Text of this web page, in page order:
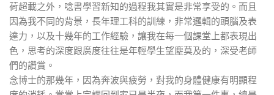
荷超載之外，唸書學習新知的過程我其實是非常享受的。而且
因為我不同的背景，長年理工科的訓練，非常邏輯的頭腦及表
達力，以及十幾年的工作經驗，讓我在每一個課堂上都表現出
色，思考的深度跟廣度往往是年輕學生望塵莫及的，深受老師
們的讚賞。
念博士的那幾年，因為奔波與疲勞，對我的身體健康有明顯程